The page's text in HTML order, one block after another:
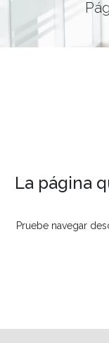
La página
Pruebe navegar